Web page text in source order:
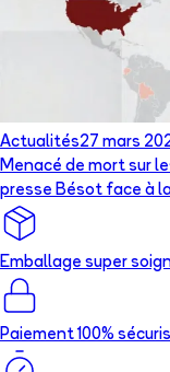
Actualités27 mars
Menacé de mort sur
presse Bésot face à
Emballage super
Paiement 100%